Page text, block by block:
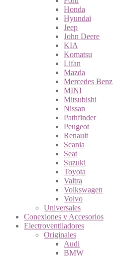
Honda
Hyundai
Jeep
John Deere
KIA
Komatsu
Lifan
Mazda
Mercedes Benz
MINI
Mitsubishi
Nissan
Pathfinder
Peugeot
Renault
Scania
Seat
Suzuki
Toyota
Valtra
Volkswagen
Volvo
Universales
Conexiones y Accesorios
Electroventiladores
Originales
Audi
BMW